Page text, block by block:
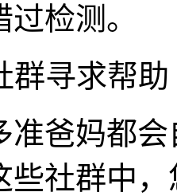
检测。
寻求帮助
妈都会
些社群中